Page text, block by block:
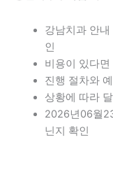
강남치과 안
인
비용이 있다
진행 절차와
상황에 따라
2026년06월
닌지 확인